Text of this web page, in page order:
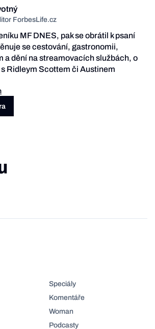
ForbesLife.cz
MF DNES, pak se obrátil k psaní
se cestování, gastronomii,
a dění na streamovacích službách, o
Ridleym Scottem či Austinem
Speciály
Komentáře
Woman
Podcasty